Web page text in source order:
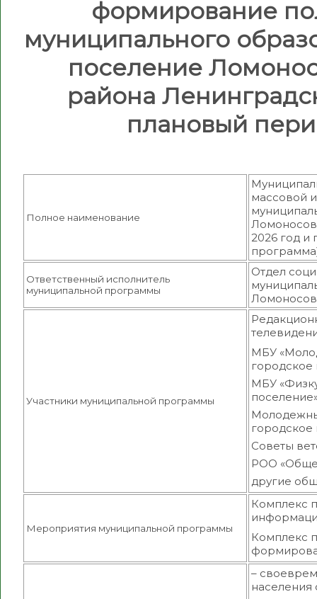
формирование
муниципального
поселение
района
плановый
Полное наименование
массовой
2026 год и
Ответственный исполнитель
муниципальной программы
Отдел
Участники муниципальной программы
МБУ
городское
МБУ
городское
Советы
РОО
другие
Мероприятия муниципальной программы
Комплекс
Комплекс
–
населения